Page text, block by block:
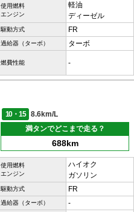
使用燃料
エンジン
軽油
ディーゼル
駆動方式 FR
過給器（ターボ） ターボ
燃費性能 -
10・15
8.6km/L
満タンでどこまで走る？
688km
使用燃料
エンジン
ハイオク
ガソリン
駆動方式 FR
過給器（ターボ） -